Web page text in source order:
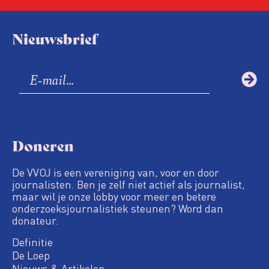
Nieuwsbrief
Doneren
De VVOJ is een vereniging van, voor en door
journalisten. Ben je zelf niet actief als journalist,
maar wil je onze lobby voor meer en betere
onderzoeksjournalistiek steunen? Word dan
donateur.
Definitie
De Loep